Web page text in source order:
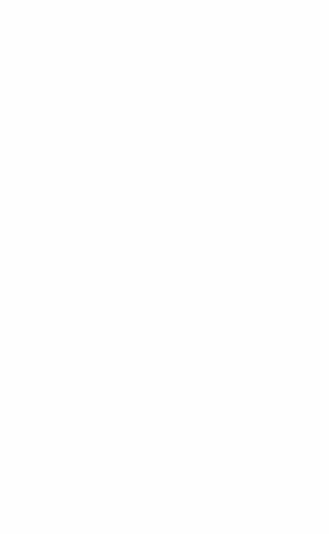
trovare ville di delizia
monasteri moderni,
vi proponiamo
un autentico luogo di pace
oggi come villa
le antiche
(interni ed esterni) dove